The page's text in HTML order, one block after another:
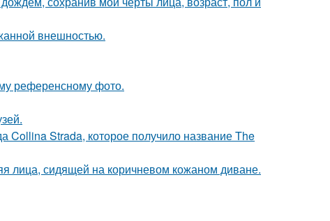
внешностью.
референсному фото.
Collina Strada, которое получило название The
лица, сидящей на коричневом кожаном диване.